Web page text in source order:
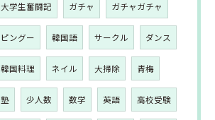
大学生奮闘記 ガチャ ガチャガチャ
ピングー 韓国語 サークル ダンス
韓国料理 ネイル 大掃除 青梅
塾 少人数 数学 英語 高校受験